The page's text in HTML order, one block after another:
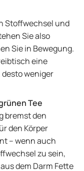
Stoffwechsel und
Sie also
Sie in Bewegung.
eine
desto weniger
Tee
bremst den
den Körper
– wenn auch
zu sein,
dem Darm Fette